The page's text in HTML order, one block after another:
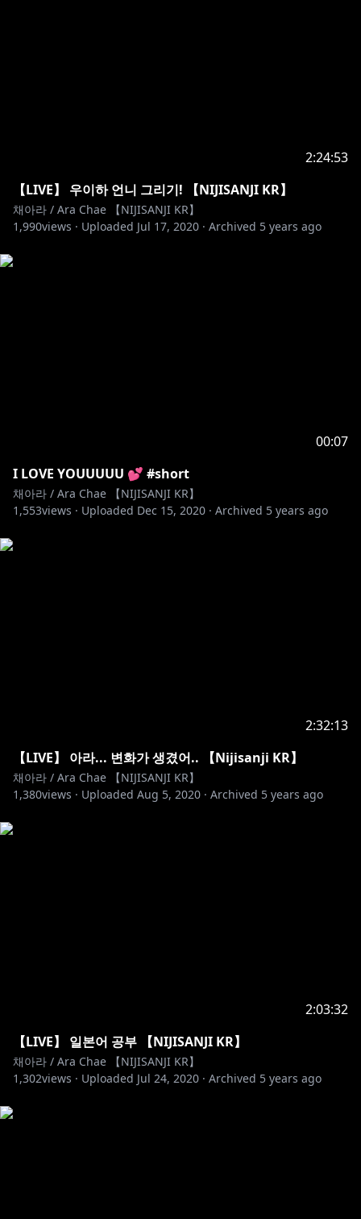
2:24:53
【LIVE】 우이하 언니 그리기! 【NIJISANJI KR】
채아라 / Ara Chae 【NIJISANJI KR】
1,990views · Uploaded Jul 17, 2020 · Archived 5 years ago
00:07
I LOVE YOUUUUU 💕 #short
채아라 / Ara Chae 【NIJISANJI KR】
1,553views · Uploaded Dec 15, 2020 · Archived 5 years ago
2:32:13
【LIVE】 아라... 변화가 생겼어.. 【Nijisanji KR】
채아라 / Ara Chae 【NIJISANJI KR】
1,380views · Uploaded Aug 5, 2020 · Archived 5 years ago
2:03:32
【LIVE】 일본어 공부 【NIJISANJI KR】
채아라 / Ara Chae 【NIJISANJI KR】
1,302views · Uploaded Jul 24, 2020 · Archived 5 years ago